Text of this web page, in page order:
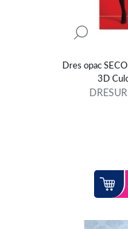
Dres opac
3D